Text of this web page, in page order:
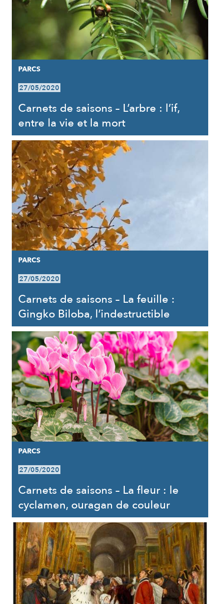
PARCS
27/05/2020
Carnets de saisons – L’arbre : l’if,
entre la vie et la mort
PARCS
27/05/2020
Carnets de saisons – La feuille :
Gingko Biloba, l’indestructible
PARCS
27/05/2020
Carnets de saisons – La fleur : le
cyclamen, ouragan de couleur